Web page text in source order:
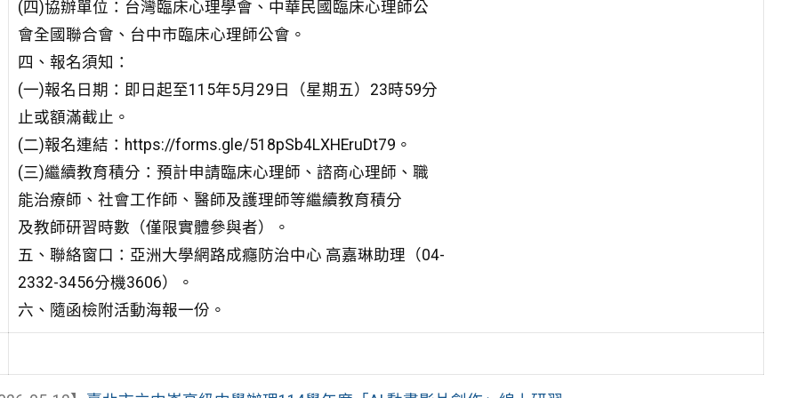
(四)協辦單位：台灣臨床心理學會、中華民國臨床心理師公
會全國聯合會、台中市臨床心理師公會。
四、報名須知：
(一)報名日期：即日起至115年5月29日（星期五）23時59分
止或額滿截止。
(二)報名連結：https://forms.gle/518pSb4LXHEruDt79。
(三)繼續教育積分：預計申請臨床心理師、諮商心理師、職
能治療師、社會工作師、醫師及護理師等繼續教育積分
及教師研習時數（僅限實體參與者）。
五、聯絡窗口：亞洲大學網路成癮防治中心 高嘉琳助理（04-
2332-3456分機3606）。
六、隨函檢附活動海報一份。